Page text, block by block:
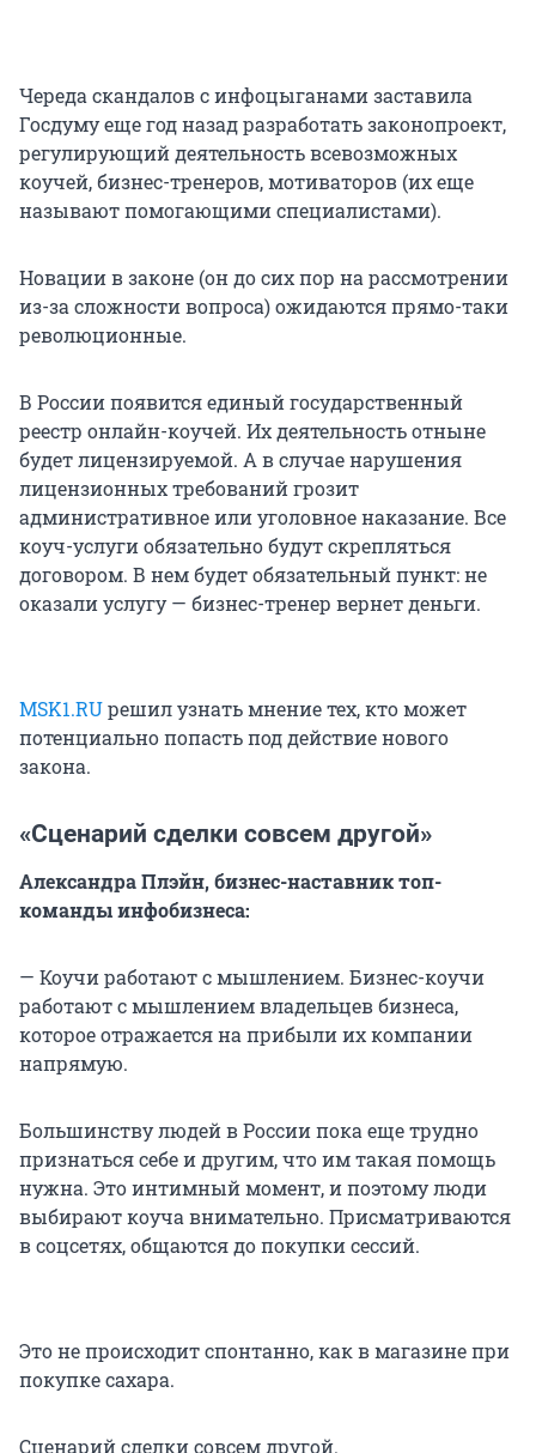
Череда скандалов с инфоцыганами заставила
Госдуму еще год назад разработать законопроект,
регулирующий деятельность всевозможных
коучей, бизнес-тренеров, мотиваторов (их еще
называют помогающими специалистами).
Новации в законе (он до сих пор на рассмотрении
из-за сложности вопроса) ожидаются прямо-таки
революционные.
В России появится единый государственный
реестр онлайн-коучей. Их деятельность отныне
будет лицензируемой. А в случае нарушения
лицензионных требований грозит
административное или уголовное наказание. Все
коуч-услуги обязательно будут скрепляться
договором. В нем будет обязательный пункт: не
оказали услугу — бизнес-тренер вернет деньги.
MSK1.RUрешил узнать мнение тех, кто может
потенциально попасть под действие нового
закона.
«Сценарий сделки совсем другой»
Александра Плэйн, бизнес-наставник топ-
команды инфобизнеса:
— Коучи работают с мышлением. Бизнес-коучи
работают с мышлением владельцев бизнеса,
которое отражается на прибыли их компании
напрямую.
Большинству людей в России пока еще трудно
признаться себе и другим, что им такая помощь
нужна. Это интимный момент, и поэтому люди
выбирают коуча внимательно. Присматриваются
в соцсетях, общаются до покупки сессий.
Это не происходит спонтанно, как в магазине при
покупке сахара.
Сценарий сделки совсем другой.